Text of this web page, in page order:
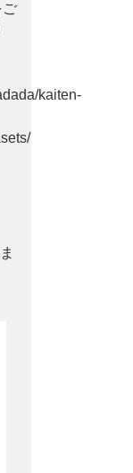
ご
kaiten-